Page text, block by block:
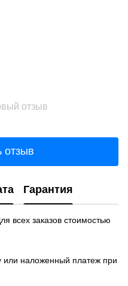
отзыв
отзыв
Гарантия
всех заказов стоимостью
или наложенный платеж при